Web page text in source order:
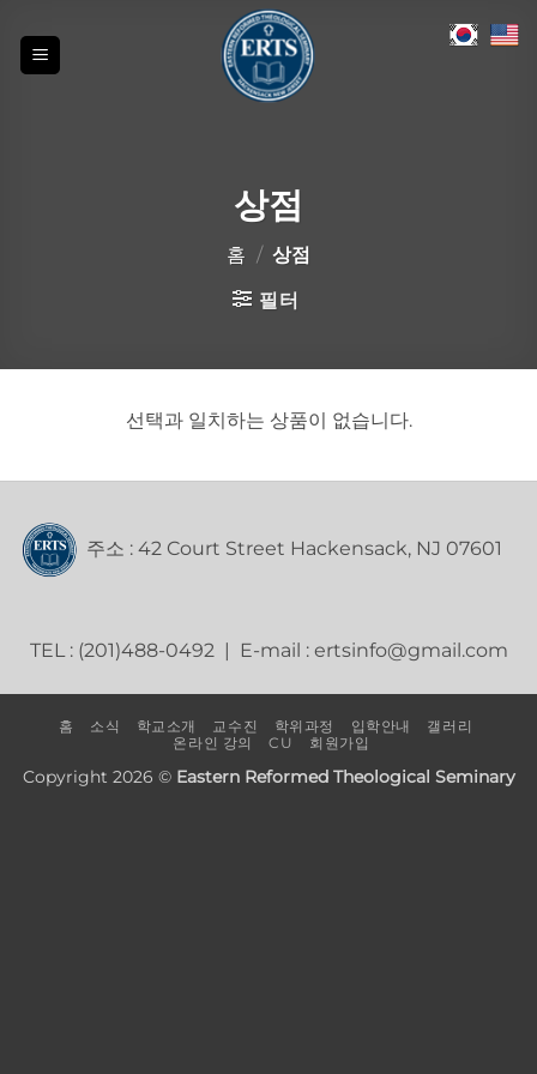
content
상점
홈 / 상점
필터
선택과 일치하는 상품이 없습니다.
주소 : 42 Court Street Hackensack, NJ 07601
TEL : (201)488-0492 | E-mail : ertsinfo@gmail.com
홈 소식 학교소개 교수진 학위과정 입학안내
갤러리
온라인 강의
CU 회원가입
Copyright 2026 © Eastern Reformed Theological Seminary